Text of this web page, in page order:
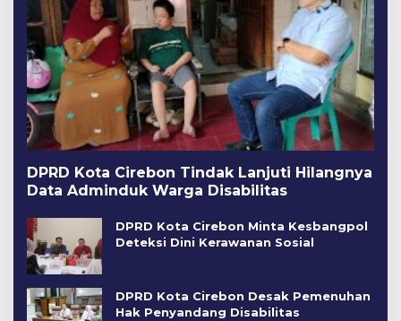
DPRD Kota Cirebon Tindak Lanjuti Hilangnya
Data Adminduk Warga Disabilitas
DPRD Kota Cirebon Minta Kesbangpol
Deteksi Dini Kerawanan Sosial
DPRD Kota Cirebon Desak Pemenuhan
Hak Penyandang Disabilitas